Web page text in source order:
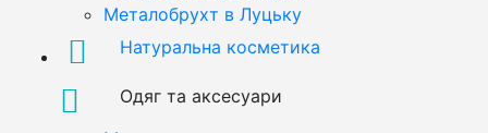
Металобрухт в Луцьку
Натуральна косметика
Одяг та аксесуари